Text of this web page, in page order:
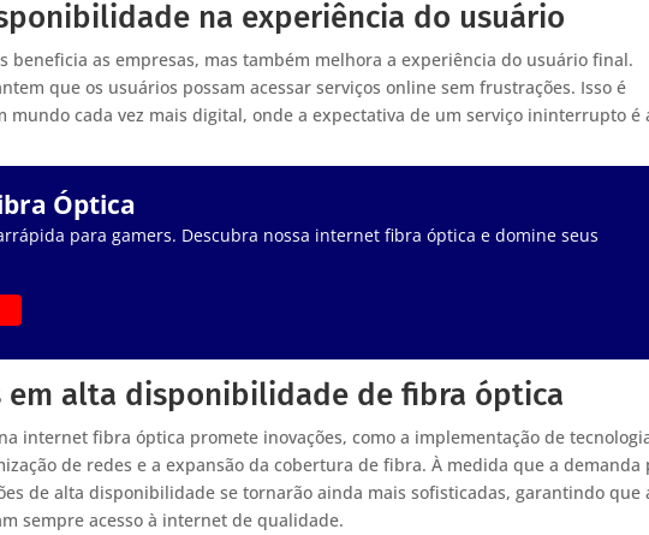
na experiência do usuário
beneficia as empresas, mas também melhora a experiência do usuário final.
que os usuários possam acessar serviços online sem frustrações. Isso é
mundo cada vez mais digital, onde a expectativa de um serviço ininterrupto é
Óptica
para gamers. Descubra nossa internet fibra óptica e domine seus
em alta disponibilidade de fibra óptica
internet fibra óptica promete inovações, como a implementação de
de redes e a expansão da cobertura de fibra. À medida que a demanda
de alta disponibilidade se tornarão ainda mais sofisticadas, garantindo que
sempre acesso à internet de qualidade.